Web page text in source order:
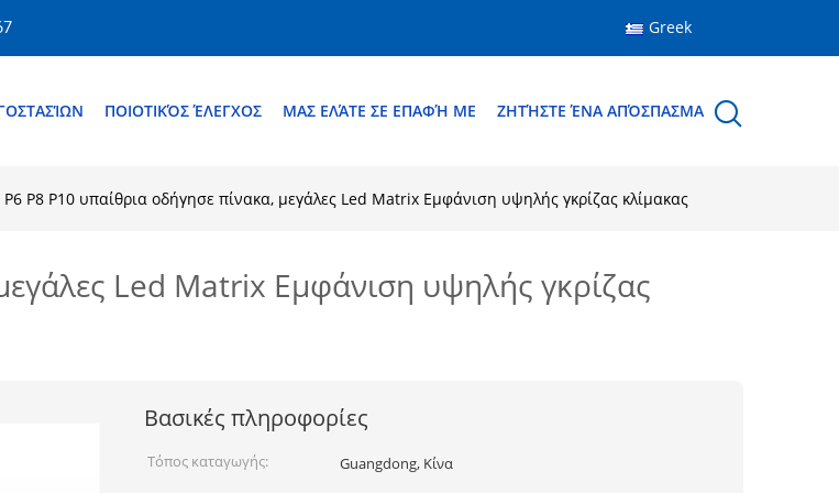
Greek
ΠΟΙΟΤΙΚΌΣ ΈΛΕΓΧΟΣ ΜΑΣ ΕΛΆΤΕ ΣΕ ΕΠΑΦΉ ΜΕ ΖΗΤΉΣΤΕ ΈΝΑ ΑΠΌΣΠΑΣΜΑ
P6 P8 P10 υπαίθρια οδήγησε πίνακα, μεγάλες Led Matrix Εμφάνιση υψηλής γκρίζας κλίμακας
Led Matrix Εμφάνιση υψηλής γκρίζας
Βασικές πληροφορίες
Τόπος καταγωγής:
Guangdong, Κίνα